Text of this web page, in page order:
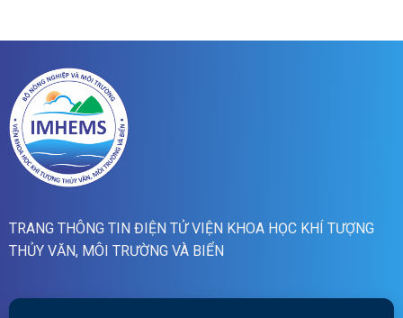
sông
TRANG THÔNG TIN ĐIỆN TỬ VIỆN KHOA HỌC KHÍ TƯỢNG
THỦY VĂN, MÔI TRƯỜNG VÀ BIỂN